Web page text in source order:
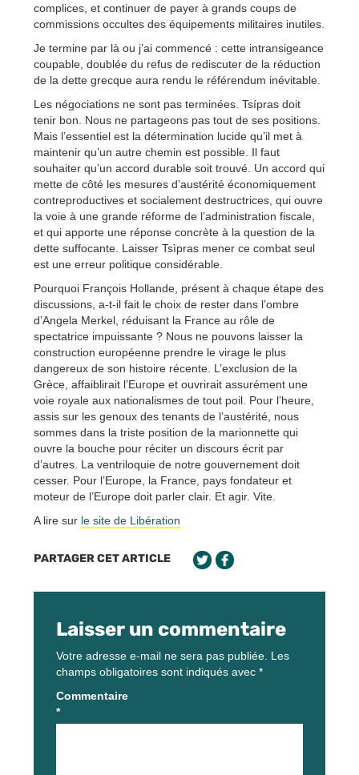
complices, et continuer de payer à grands coups de
commissions occultes des équipements militaires inutiles.
Je termine par là ou j’ai commencé : cette intransigeance
coupable, doublée du refus de rediscuter de la réduction
de la dette grecque aura rendu le référendum inévitable.
Les négociations ne sont pas terminées. Tsípras doit
tenir bon. Nous ne partageons pas tout de ses positions.
Mais l’essentiel est la détermination lucide qu’il met à
maintenir qu’un autre chemin est possible. Il faut
souhaiter qu’un accord durable soit trouvé. Un accord qui
mette de côté les mesures d’austérité économiquement
contreproductives et socialement destructrices, qui ouvre
la voie à une grande réforme de l’administration fiscale,
et qui apporte une réponse concrète à la question de la
dette suffocante. Laisser Tsìpras mener ce combat seul
est une erreur politique considérable.
Pourquoi François Hollande, présent à chaque étape des
discussions, a-t-il fait le choix de rester dans l’ombre
d’Angela Merkel, réduisant la France au rôle de
spectatrice impuissante ? Nous ne pouvons laisser la
construction européenne prendre le virage le plus
dangereux de son histoire récente. L’exclusion de la
Grèce, affaiblirait l’Europe et ouvrirait assurément une
voie royale aux nationalismes de tout poil. Pour l’heure,
assis sur les genoux des tenants de l’austérité, nous
sommes dans la triste position de la marionnette qui
ouvre la bouche pour réciter un discours écrit par
d’autres. La ventriloquie de notre gouvernement doit
cesser. Pour l’Europe, la France, pays fondateur et
moteur de l’Europe doit parler clair. Et agir. Vite.
A lire sur le site de Libération
PARTAGER CET ARTICLE
Laisser un commentaire
Votre adresse e-mail ne sera pas publiée. Les
champs obligatoires sont indiqués avec *
Commentaire
*